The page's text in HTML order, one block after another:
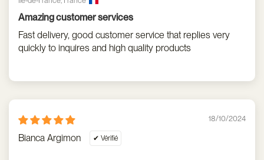
Amazing customer services
Fast delivery, good customer service that replies very
quickly to inquires and high quality products
18/10/2024
Bianca Argimon